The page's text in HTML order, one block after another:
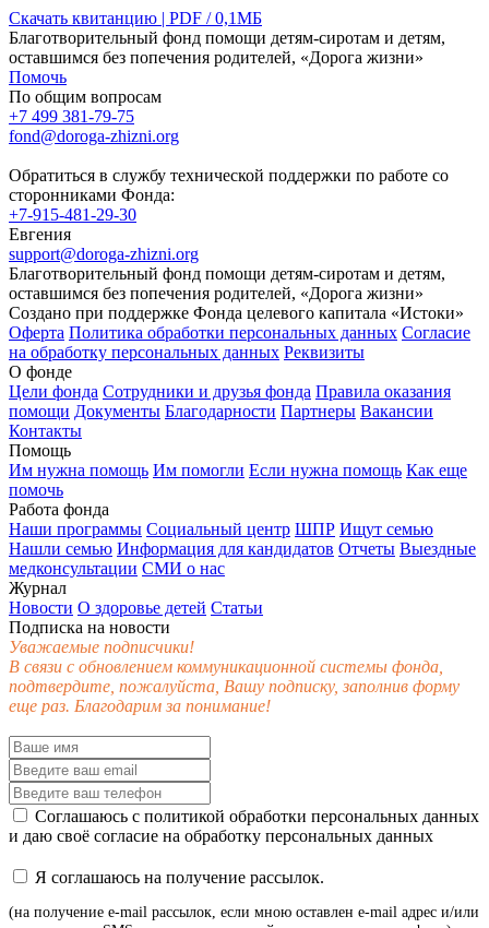
Скачать квитанцию | PDF / 0,1МБ
Благотворительный фонд помощи детям-сиротам и детям,
оставшимся без попечения родителей, «Дорога жизни»
Помочь
По общим вопросам
+7 499 381-79-75
fond@doroga-zhizni.org
Обратиться в службу технической поддержки по работе со
сторонниками Фонда:
+7-915-481-29-30
Евгения
support@doroga-zhizni.org
Благотворительный фонд помощи детям-сиротам и детям,
оставшимся без попечения родителей, «Дорога жизни»
Создано при поддержке Фонда целевого капитала «Истоки»
Оферта Политика обработки персональных данных Согласие
на обработку персональных данных Реквизиты
О фонде
Цели фонда Сотрудники и друзья фонда Правила оказания
помощи Документы Благодарности Партнеры Вакансии
Контакты
Помощь
Им нужна помощь Им помогли Если нужна помощь Как еще
помочь
Работа фонда
Наши программы Социальный центр ШПР Ищут семью
Нашли семью Информация для кандидатов Отчеты Выездные
медконсультации СМИ о нас
Журнал
Новости О здоровье детей Статьи
Подписка на новости
Уважаемые подписчики!
В связи с обновлением коммуникационной системы фонда,
подтвердите, пожалуйста, Вашу подписку, заполнив форму
еще раз. Благодарим за понимание!
Соглашаюсь с политикой обработки персональных данных
и даю своё согласие на обработку персональных данных
Я соглашаюсь на получение рассылок.
(на получение e-mail рассылок, если мною оставлен e-mail адрес и/или